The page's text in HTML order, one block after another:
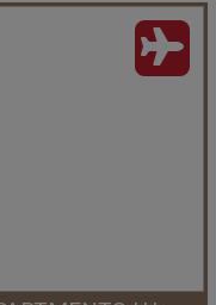
***
***
apartman